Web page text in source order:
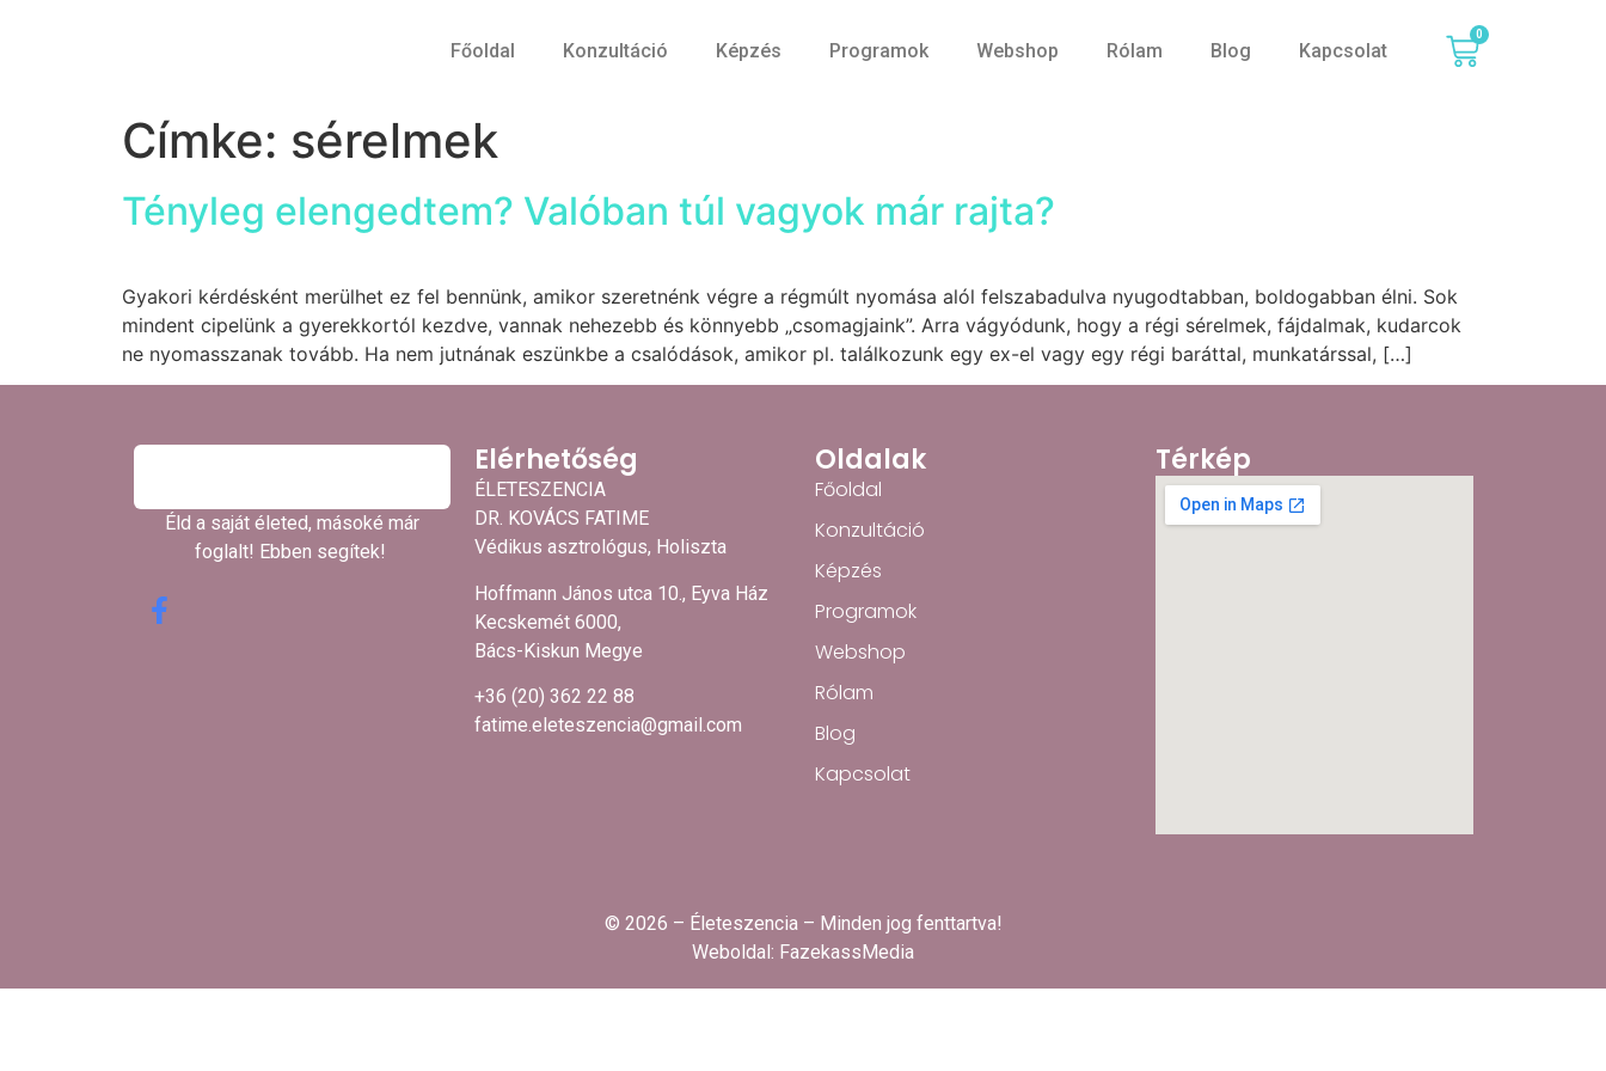
Főoldal Konzultáció Képzés Programok Webshop Rólam Blog Kapcsolat
0
Címke: sérelmek
Tényleg elengedtem? Valóban túl vagyok már rajta?
Gyakori kérdésként merülhet ez fel bennünk, amikor szeretnénk végre a régmúlt nyomása alól felszabadulva nyugodtabban, boldogabban élni. Sok
mindent cipelünk a gyerekkortól kezdve, vannak nehezebb és könnyebb „csomagjaink”. Arra vágyódunk, hogy a régi sérelmek, fájdalmak, kudarcok
ne nyomasszanak tovább. Ha nem jutnának eszünkbe a csalódások, amikor pl. találkozunk egy ex-el vagy egy régi baráttal, munkatárssal, […]
Éld a saját életed, másoké már
foglalt! Ebben segítek! ​
Elérhetőség
ÉLETESZENCIA
DR. KOVÁCS FATIME
Védikus asztrológus, Holiszta
Hoffmann János utca 10., Eyva Ház
Kecskemét 6000,
Bács-Kiskun Megye
+36 (20) 362 22 88
fatime.eleteszencia@gmail.com
Oldalak
Főoldal
Konzultáció
Képzés
Programok
Webshop
Rólam
Blog
Kapcsolat
Térkép
© 2026 – Életeszencia – Minden jog fenttartva!
Weboldal: FazekassMedia